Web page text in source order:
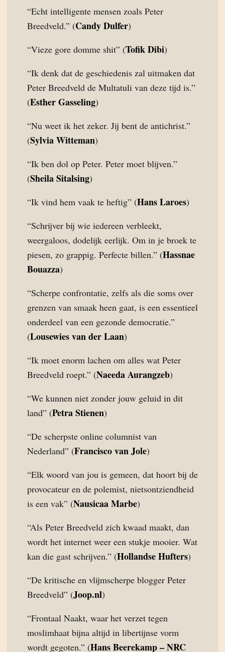
“Echt intelligente mensen zoals Peter
Breedveld.” (Candy Dulfer)
“Vieze gore domme shit” (Tofik Dibi)
“Ik denk dat de geschiedenis zal uitmaken dat
Peter Breedveld de Multatuli van deze tijd is.”
(Esther Gasseling)
“Nu weet ik het zeker. Jij bent de antichrist.”
(Sylvia Witteman)
“Ik ben dol op Peter. Peter moet blijven.”
(Sheila Sitalsing)
“Ik vind hem vaak te heftig” (Hans Laroes)
“Schrijver bij wie iedereen verbleekt,
weergaloos, dodelijk eerlijk. Om in je broek te
piesen, zo grappig. Perfecte billen.” (Hassnae
Bouazza)
“Scherpe confrontatie, zelfs als die soms over
grenzen van smaak heen gaat, is een essentieel
onderdeel van een gezonde democratie.”
(Lousewies van der Laan)
“Ik moet enorm lachen om alles wat Peter
Breedveld roept.” (Naeeda Aurangzeb)
“We kunnen niet zonder jouw geluid in dit
land” (Petra Stienen)
“De scherpste online columnist van
Nederland” (Francisco van Jole)
“Elk woord van jou is gemeen, dat hoort bij de
provocateur en de polemist, nietsontziendheid
is een vak” (Nausicaa Marbe)
“Als Peter Breedveld zich kwaad maakt, dan
wordt het internet weer een stukje mooier. Wat
kan die gast schrijven.” (Hollandse Hufters)
“De kritische en vlijmscherpe blogger Peter
Breedveld” (Joop.nl)
“Frontaal Naakt, waar het verzet tegen
moslimhaat bijna altijd in libertijnse vorm
wordt gegoten.” (Hans Beerekamp – NRC